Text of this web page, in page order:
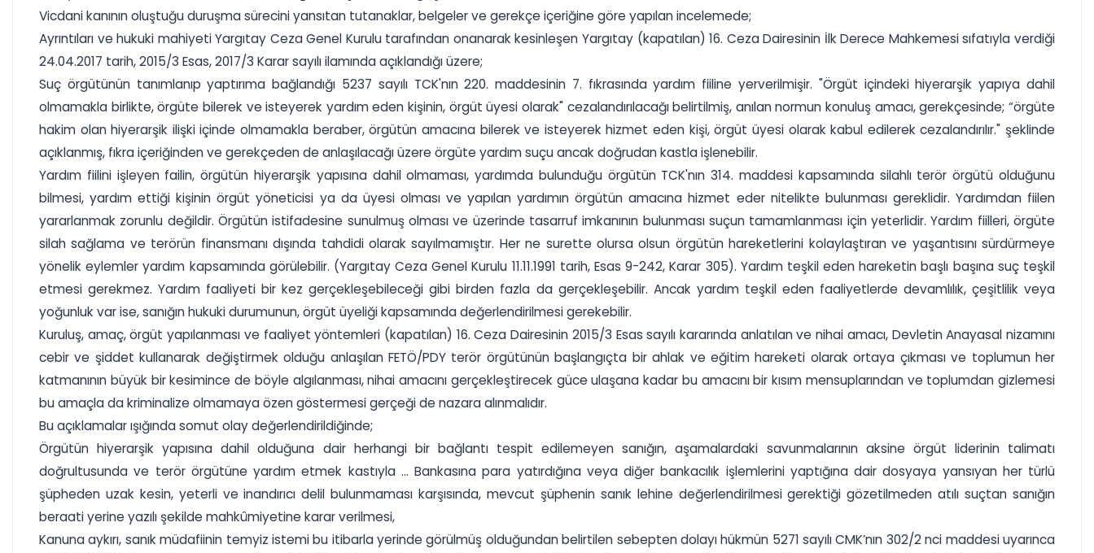
Vicdani kanının oluştuğu duruşma sürecini yansıtan tutanaklar, belgeler ve gerekçe içeriğine göre yapılan incelemede;
Ayrıntıları ve hukuki mahiyeti Yargıtay Ceza Genel Kurulu tarafından onanarak kesinleşen Yargıtay (kapatılan) 16. Ceza Dairesinin İlk Derece Mahkemesi sıfatıyla verdiği
24.04.2017 tarih, 2015/3 Esas, 2017/3 Karar sayılı ilamında açıklandığı üzere;
Suç örgütünün tanımlanıp yaptırıma bağlandığı 5237 sayılı TCK'nın 220. maddesinin 7. fıkrasında yardım fiiline yerverilmişir. "Örgüt içindeki hiyerarşik yapıya dahil
olmamakla birlikte, örgüte bilerek ve isteyerek yardım eden kişinin, örgüt üyesi olarak" cezalandırılacağı belirtilmiş, anılan normun konuluş amacı, gerekçesinde; “örgüte
hakim olan hiyerarşik ilişki içinde olmamakla beraber, örgütün amacına bilerek ve isteyerek hizmet eden kişi, örgüt üyesi olarak kabul edilerek cezalandırılır." şeklinde
açıklanmış, fıkra içeriğinden ve gerekçeden de anlaşılacağı üzere örgüte yardım suçu ancak doğrudan kastla işlenebilir.
Yardım fiilini işleyen failin, örgütün hiyerarşik yapısına dahil olmaması, yardımda bulunduğu örgütün TCK'nın 314. maddesi kapsamında silahlı terör örgütü olduğunu
bilmesi, yardım ettiği kişinin örgüt yöneticisi ya da üyesi olması ve yapılan yardımın örgütün amacına hizmet eder nitelikte bulunması gereklidir. Yardımdan fiilen
yararlanmak zorunlu değildir. Örgütün istifadesine sunulmuş olması ve üzerinde tasarruf imkanının bulunması suçun tamamlanması için yeterlidir. Yardım fiilleri, örgüte
silah sağlama ve terörün finansmanı dışında tahdidi olarak sayılmamıştır. Her ne surette olursa olsun örgütün hareketlerini kolaylaştıran ve yaşantısını sürdürmeye
yönelik eylemler yardım kapsamında görülebilir. (Yargıtay Ceza Genel Kurulu 11.11.1991 tarih, Esas 9-242, Karar 305). Yardım teşkil eden hareketin başlı başına suç teşkil
etmesi gerekmez. Yardım faaliyeti bir kez gerçekleşebileceği gibi birden fazla da gerçekleşebilir. Ancak yardım teşkil eden faaliyetlerde devamlılık, çeşitlilik veya
yoğunluk var ise, sanığın hukuki durumunun, örgüt üyeliği kapsamında değerlendirilmesi gerekebilir.
Kuruluş, amaç, örgüt yapılanması ve faaliyet yöntemleri (kapatılan) 16. Ceza Dairesinin 2015/3 Esas sayılı kararında anlatılan ve nihai amacı, Devletin Anayasal nizamını
cebir ve şiddet kullanarak değiştirmek olduğu anlaşılan FETÖ/PDY terör örgütünün başlangıçta bir ahlak ve eğitim hareketi olarak ortaya çıkması ve toplumun her
katmanının büyük bir kesimince de böyle algılanması, nihai amacını gerçekleştirecek güce ulaşana kadar bu amacını bir kısım mensuplarından ve toplumdan gizlemesi
bu amaçla da kriminalize olmamaya özen göstermesi gerçeği de nazara alınmalıdır.
Bu açıklamalar ışığında somut olay değerlendirildiğinde;
Örgütün hiyerarşik yapısına dahil olduğuna dair herhangi bir bağlantı tespit edilemeyen sanığın, aşamalardaki savunmalarının aksine örgüt liderinin talimatı
doğrultusunda ve terör örgütüne yardım etmek kastıyla ... Bankasına para yatırdığına veya diğer bankacılık işlemlerini yaptığına dair dosyaya yansıyan her türlü
şüpheden uzak kesin, yeterli ve inandırıcı delil bulunmaması karşısında, mevcut şüphenin sanık lehine değerlendirilmesi gerektiği gözetilmeden atılı suçtan sanığın
beraati yerine yazılı şekilde mahkûmiyetine karar verilmesi,
Kanuna aykırı, sanık müdafiinin temyiz istemi bu itibarla yerinde görülmüş olduğundan belirtilen sebepten dolayı hükmün 5271 sayılı CMK’nın 302/2 nci maddesi uyarınca